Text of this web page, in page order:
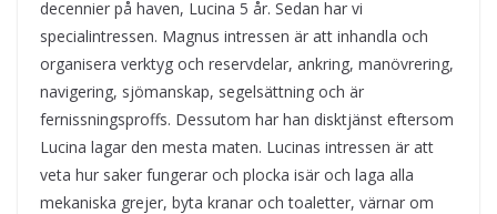
decennier på haven, Lucina 5 år. Sedan har vi
specialintressen. Magnus intressen är att inhandla och
organisera verktyg och reservdelar, ankring, manövrering,
navigering, sjömanskap, segelsättning och är
fernissningsproffs. Dessutom har han disktjänst eftersom
Lucina lagar den mesta maten. Lucinas intressen är att
veta hur saker fungerar och plocka isär och laga alla
mekaniska grejer, byta kranar och toaletter, värnar om